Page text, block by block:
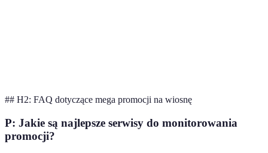
## H2: FAQ dotyczące mega promocji na wiosnę
P: Jakie są najlepsze serwisy do monitorowania
promocji?